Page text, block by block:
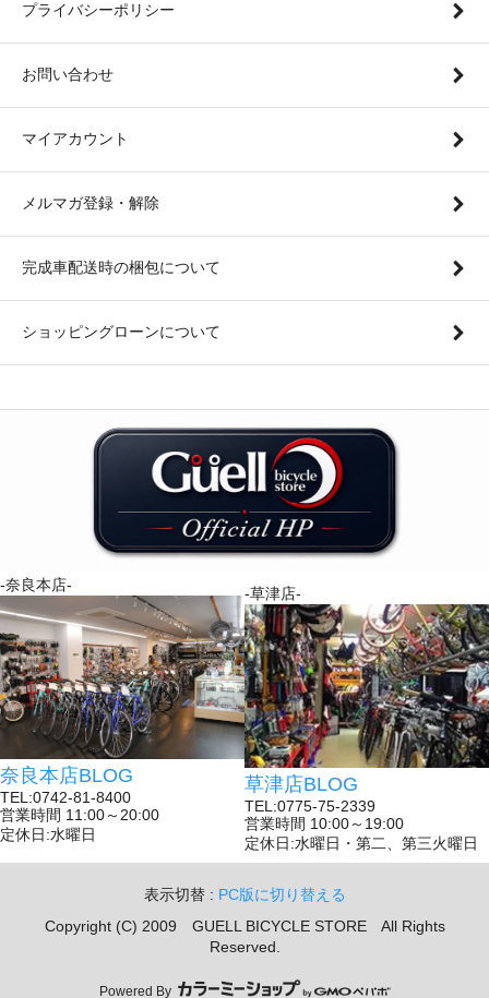
プライバシーポリシー
お問い合わせ
マイアカウント
メルマガ登録・解除
完成車配送時の梱包について
ショッピングローンについて
-奈良本店-
奈良本店BLOG
TEL:0742-81-8400
営業時間 11:00～20:00
定休日:水曜日
-草津店-
草津店BLOG
TEL:0775-75-2339
営業時間 10:00～19:00
定休日:水曜日・第二、第三火曜日
表示切替 : PC版に切り替える
Copyright (C) 2009 GUELL BICYCLE STORE All Rights
Reserved.
Powered By